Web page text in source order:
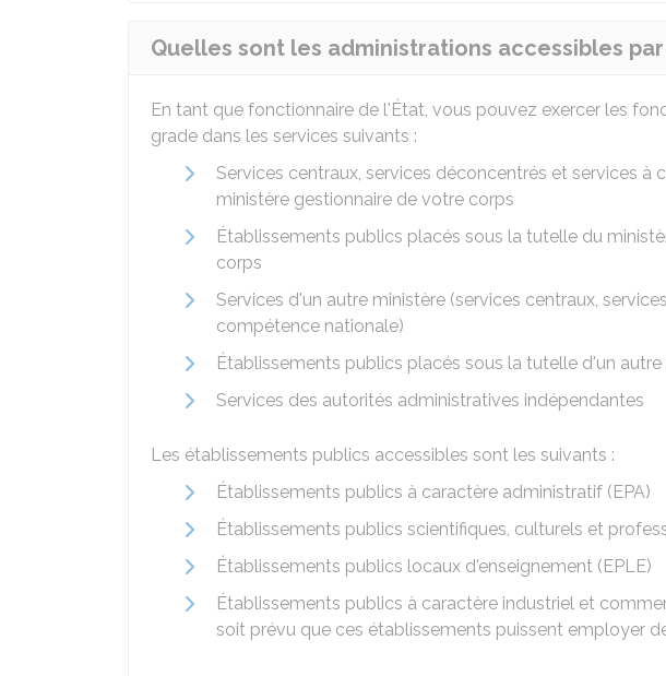
Quelles sont les administrations accessibles
En tant que fonctionnaire de l'État, vous pouvez exercer les
grade dans les services suivants :
Services centraux, services déconcentrés et services à
ministère gestionnaire de votre corps
Établissements publics placés sous la tutelle du
corps
Services d'un autre ministère (services centraux,
compétence nationale)
Établissements publics placés sous la tutelle d'un autre
Services des autorités administratives indépendantes
Les établissements publics accessibles sont les suivants :
Établissements publics à caractère administratif (EPA)
Établissements publics scientifiques, culturels et
Établissements publics locaux d'enseignement (EPLE)
Établissements publics à caractère industriel et
soit prévu que ces établissements puissent employer